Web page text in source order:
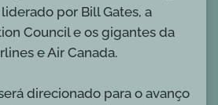
por Bill Gates, a
Council e os gigantes da
e Air Canada.
direcionado para o avanço